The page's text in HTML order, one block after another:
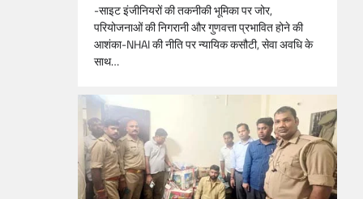
-साइट इंजीनियरों की तकनीकी भूमिका पर जोर,
परियोजनाओं की निगरानी और गुणवत्ता प्रभावित होने की
आशंका-NHAI की नीति पर न्यायिक कसौटी, सेवा अवधि के
साथ…